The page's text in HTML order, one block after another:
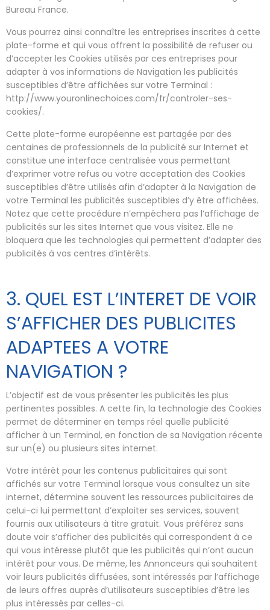
Bureau France.
Vous pourrez ainsi connaître les entreprises inscrites à cette
plate-forme et qui vous offrent la possibilité de refuser ou
d’accepter les Cookies utilisés par ces entreprises pour
adapter à vos informations de Navigation les publicités
susceptibles d’être affichées sur votre Terminal :
http://www.youronlinechoices.com/fr/controler-ses-
cookies/.
Cette plate-forme européenne est partagée par des
centaines de professionnels de la publicité sur Internet et
constitue une interface centralisée vous permettant
d’exprimer votre refus ou votre acceptation des Cookies
susceptibles d’être utilisés afin d’adapter à la Navigation de
votre Terminal les publicités susceptibles d’y être affichées.
Notez que cette procédure n’empêchera pas l’affichage de
publicités sur les sites Internet que vous visitez. Elle ne
bloquera que les technologies qui permettent d’adapter des
publicités à vos centres d’intérêts.
3. QUEL EST L’INTERET DE VOIR
S’AFFICHER DES PUBLICITES
ADAPTEES A VOTRE
NAVIGATION ?
L’objectif est de vous présenter les publicités les plus
pertinentes possibles. A cette fin, la technologie des Cookies
permet de déterminer en temps réel quelle publicité
afficher à un Terminal, en fonction de sa Navigation récente
sur un(e) ou plusieurs sites internet.
Votre intérêt pour les contenus publicitaires qui sont
affichés sur votre Terminal lorsque vous consultez un site
internet, détermine souvent les ressources publicitaires de
celui-ci lui permettant d’exploiter ses services, souvent
fournis aux utilisateurs à titre gratuit. Vous préférez sans
doute voir s’afficher des publicités qui correspondent à ce
qui vous intéresse plutôt que les publicités qui n’ont aucun
intérêt pour vous. De même, les Annonceurs qui souhaitent
voir leurs publicités diffusées, sont intéressés par l’affichage
de leurs offres auprès d’utilisateurs susceptibles d’être les
plus intéressés par celles-ci.